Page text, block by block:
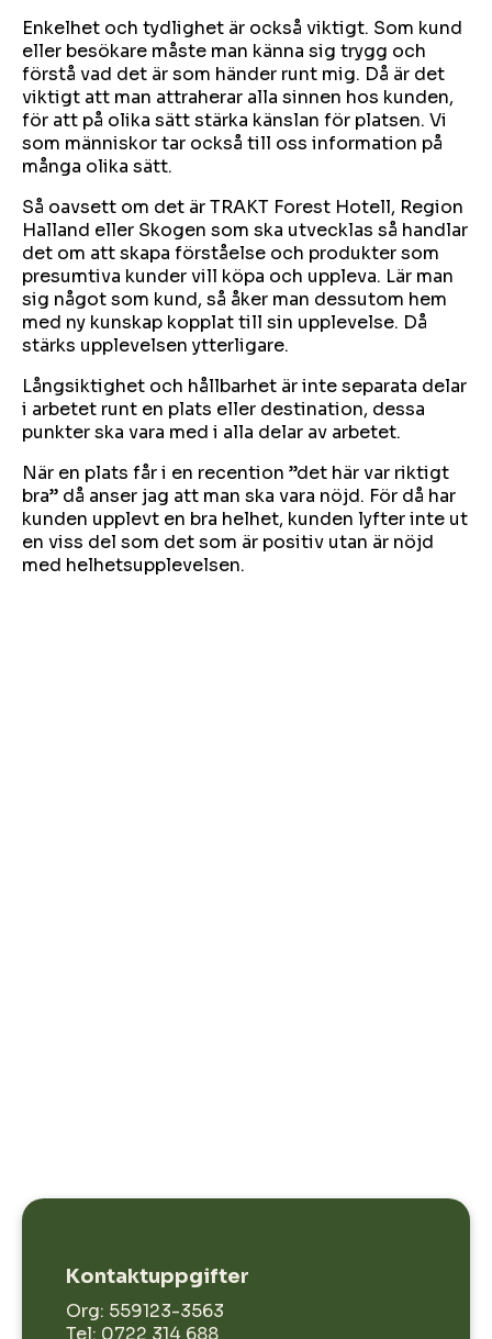
Enkelhet och tydlighet är också viktigt. Som kund
eller besökare måste man känna sig trygg och
förstå vad det är som händer runt mig. Då är det
viktigt att man attraherar alla sinnen hos kunden,
för att på olika sätt stärka känslan för platsen. Vi
som människor tar också till oss information på
många olika sätt.
Så oavsett om det är TRAKT Forest Hotell, Region
Halland eller Skogen som ska utvecklas så handlar
det om att skapa förståelse och produkter som
presumtiva kunder vill köpa och uppleva. Lär man
sig något som kund, så åker man dessutom hem
med ny kunskap kopplat till sin upplevelse. Då
stärks upplevelsen ytterligare.
Långsiktighet och hållbarhet är inte separata delar
i arbetet runt en plats eller destination, dessa
punkter ska vara med i alla delar av arbetet.
När en plats får i en recention ”det här var riktigt
bra” då anser jag att man ska vara nöjd. För då har
kunden upplevt en bra helhet, kunden lyfter inte ut
en viss del som det som är positiv utan är nöjd
med helhetsupplevelsen.
Kontaktuppgifter
Org: 559123-3563
Tel: 0722 314 688